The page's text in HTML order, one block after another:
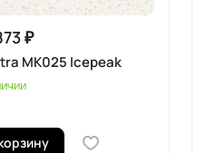
качества.
₽
MK025 Icepeak